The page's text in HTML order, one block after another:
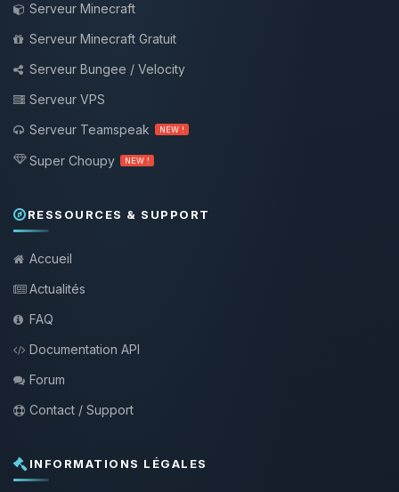
Serveur Minecraft
Serveur Minecraft Gratuit
Serveur Bungee / Velocity
Serveur VPS
Serveur Teamspeak
NEW !
Super Choupy NEW !
RESSOURCES & SUPPORT
Accueil
Actualités
FAQ
Documentation API
Forum
Contact / Support
INFORMATIONS LÉGALES